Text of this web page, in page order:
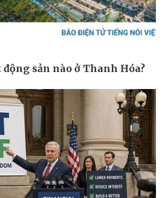
Quân sự - Quốc phòng
Vũ khí
Việt Nam
Phân tích